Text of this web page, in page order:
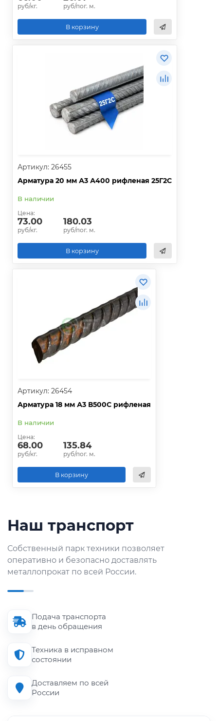
руб/кг. руб/пог. м.
В корзину
Артикул: 26455
Арматура 20 мм А3 А400 рифленая 25Г2С
В наличии
Цена:
73.00
руб/кг.
180.03
руб/пог. м.
В корзину
Артикул: 26454
Арматура 18 мм А3 В500С рифленая
В наличии
Цена:
68.00
руб/кг.
135.84
руб/пог. м.
В корзину
Наш транспорт
Собственный парк техники позволяет
оперативно и безопасно доставлять
металлопрокат по всей России.
Подача транспорта
в день обращения
Техника в исправном
состоянии
Доставляем по всей
России